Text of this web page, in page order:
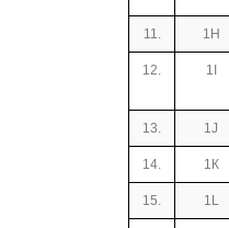
11. 1Н
12. 1I
13. 1J
14. 1К
15. 1L